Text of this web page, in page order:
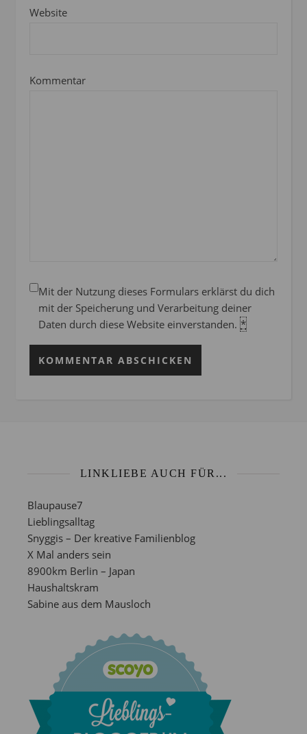
Website
Kommentar
Mit der Nutzung dieses Formulars erklärst du dich
mit der Speicherung und Verarbeitung deiner
Daten durch diese Website einverstanden. *
LINKLIEBE AUCH FÜR...
Blaupause7
Lieblingsalltag
Snyggis – Der kreative Familienblog
X Mal anders sein
8900km Berlin – Japan
Haushaltskram
Sabine aus dem Mausloch